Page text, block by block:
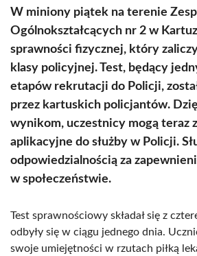
W miniony piątek na terenie
Ogólnokształcących nr 2 w
sprawności fizycznej, który
klasy policyjnej. Test, będący
etapów rekrutacji do Policji,
przez kartuskich policjantów.
wynikom, uczestnicy mogą teraz
aplikacyjne do służby w Policji.
odpowiedzialnością za
w społeczeństwie.
Test sprawnościowy składał się z
odbyły się w ciągu jednego dnia.
swoje umiejętności w rzutach piłką